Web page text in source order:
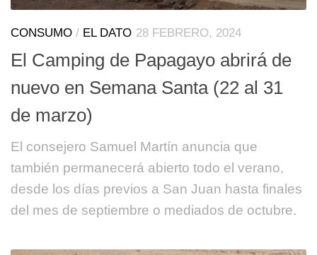
CONSUMO / EL DATO 28 FEBRERO, 2024
El Camping de Papagayo abrirá de
nuevo en Semana Santa (22 al 31
de marzo)
El consejero Samuel Martín anuncia que
también permanecerá abierto todo el verano,
desde los días previos a San Juan hasta finales
del mes de septiembre o mediados de octubre.